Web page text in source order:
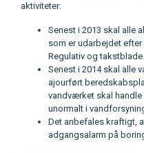
aktiviteter:
Senest i 2013 skal alle
som er udarbejdet
Regulativ og takstblade.
Senest i 2014 skal alle
ajourført
vandværket skal handle
unormalt i
Det anbefales kraftigt,
adgangsalarm på